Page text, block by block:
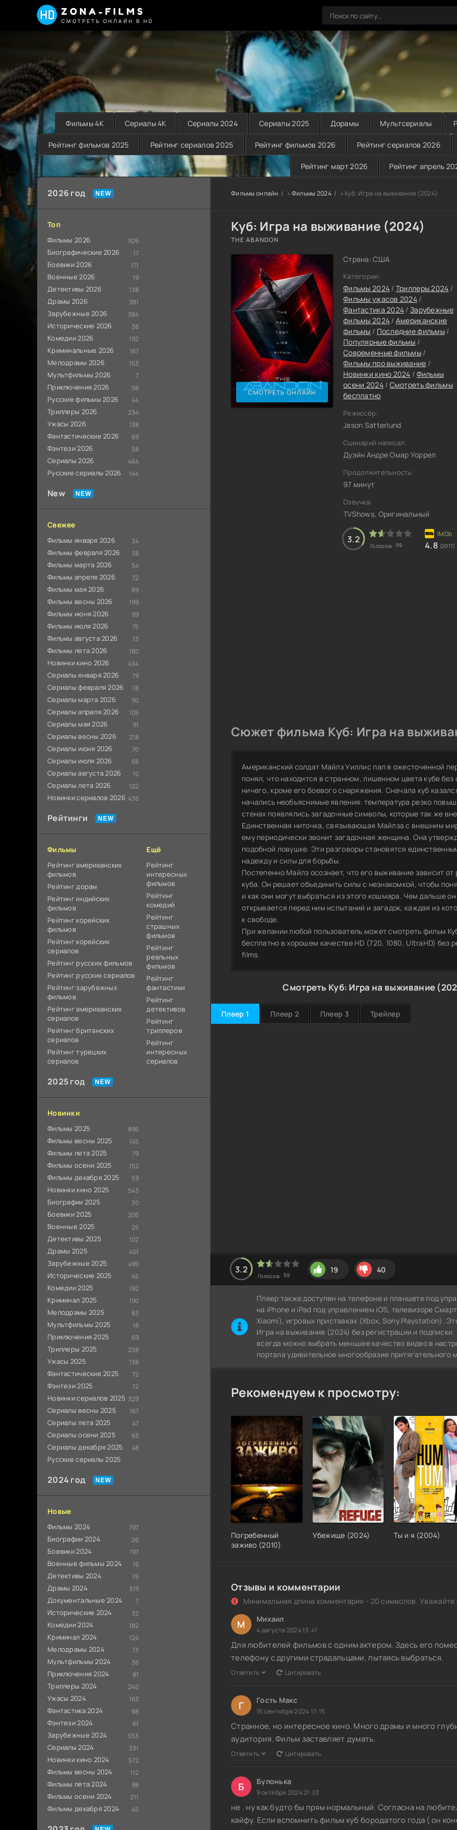
ZONA-FILMS
СМОТРЕТЬ ОНЛАЙН В HD
Фильмы 4K Сериалы 4K Сериалы 2024 Сериалы 2025 Дорамы Мультсериалы
Рейтинг фильмов 2025 Рейтинг сериалов 2025 Рейтинг фильмов 2026 Рейтинг сериалов 2026
Рейтинг март 2026 Рейтинг апрель
2026 год
Топ
Фильмы 2026 926
Биографические 2026 17
Боевики 2026 171
Военные 2026 19
Детективы 2026 138
Драмы 2026 381
Зарубежные 2026 384
Исторические 2026 38
Комедии 2026 192
Криминальные 2026 167
Мелодрамы 2026 153
Мультфильмы 2026 7
Приключения 2026 58
Русские фильмы 2026 44
Триллеры 2026 234
Ужасы 2026 138
Фантастические 2026 69
Фэнтези 2026 58
Сериалы 2026 464
Русские сериалы 2026 144
New
Свежее
Фильмы января 2026 34
Фильмы февраля 2026 38
Фильмы марта 2026 54
Фильмы апреля 2026 72
Фильмы мая 2026 89
Фильмы весны 2026 199
Фильмы июня 2026 99
Фильмы июля 2026 75
Фильмы августа 2026 13
Фильмы лета 2026 180
Новинки кино 2026 434
Сериалы января 2026 79
Сериалы февраля 2026 78
Сериалы марта 2026 90
Сериалы апреля 2026 105
Сериалы мая 2026 91
Сериалы весны 2026 218
Сериалы июня 2026 70
Сериалы июля 2026 68
Сериалы августа 2026 10
Сериалы лета 2026 122
Новинки сериалов 2026 436
Рейтинги
Фильмы
Рейтинг американских
фильмов
Рейтинг дорам
Рейтинг индийских
фильмов
Рейтинг корейских
фильмов
Рейтинг корейских
сериалов
Рейтинг русских фильмов
Рейтинг русских сериалов
Рейтинг зарубежных
фильмов
Рейтинг американских
сериалов
Рейтинг британских
сериалов
Рейтинг турецких
сериалов
Ещё
Рейтинг
интересных
фильмов
Рейтинг
комедий
Рейтинг
страшных
фильмов
Рейтинг
реальных
фильмов
Рейтинг
фантастики
Рейтинг
детективов
Рейтинг
триллеров
Рейтинг
интересных
сериалов
2025 год
Новинки
Фильмы 2025 896
Фильмы весны 2025 145
Фильмы лета 2025 79
Фильмы осени 2025 152
Фильмы декабря 2025 59
Новинки кино 2025 543
Биографии 2025 30
Боевики 2025 205
Военные 2025 25
Детективы 2025 102
Драмы 2025 401
Зарубежные 2025 499
Исторические 2025 45
Комедии 2025 192
Криминал 2025 190
Мелодрамы 2025 83
Мультфильмы 2025 18
Приключения 2025 69
Триллеры 2025 238
Ужасы 2025 138
Фантастические 2025 72
Фэнтези 2025 72
Новинки сериалов 2025 329
Сериалы весны 2025 167
Сериалы лета 2025 47
Сериалы осени 2025 63
Сериалы декабря 2025 48
Русские сериалы 2025
2024 год
Новые
Фильмы 2024 797
Биографии 2024 26
Боевики 2024 197
Военные фильмы 2024 16
Детективы 2024 75
Драмы 2024 319
Документальные 2024 7
Исторические 2024 32
Комедии 2024 182
Криминал 2024 124
Мелодрамы 2024 73
Мультфильмы 2024 36
Приключения 2024 81
Триллеры 2024 240
Ужасы 2024 163
Фантастика 2024 88
Фэнтези 2024 61
Зарубежные 2024 553
Сериалы 2024 231
Новинки кино 2024 572
Фильмы весны 2024 112
Фильмы лета 2024 98
Фильмы осени 2024 211
Фильмы декабря 2024 45
Фильмы онлайн » Фильмы 2024 » Куб: Игра на выживание (2024)
Куб: Игра на выживание (2024)
THE ABANDON
СМОТРЕТЬ ОНЛАЙН
Страна: США
Категории:
Фильмы 2024 / Триллеры 2024 /
Фильмы ужасов 2024 /
Фантастика 2024 /Зарубежные
фильмы 2024 / Американские
фильмы / Последние фильмы /
Популярные фильмы /
Современные фильмы /
Фильмы про выживание /
Новинки кино 2024 / Фильмы
осени 2024/ Смотреть фильмы
бесплатно
Режиссёр:
Jason Satterlund
Сценарий написал:
Дуэйн Андре Омар Уоррел
Продолжительность:
97 минут
Озвучка:
TVShows, Оригинальный
3.2
Голосов: 59 4.8 (2017)
Сюжет фильма Куб: Игра на
Американский солдат Майлз Уиллис пал в ожесточенной
понял, что находится в странном, лишенном цвета кубе
ничего, кроме его боевого снаряжения. Сначала куб
начались необъяснимые явления: температура резко
стенах появлялись загадочные символы, которые так же
Единственная ниточка, связывающая Майлза с внешним
ему периодически звонит загадочная женщина. Она
подобной ловушке. Эти разговоры становятся
надежду и силы для борьбы.
Постепенно Майлз осознает, что его выживание зависит от
куба. Он решает объединить силы с незнакомкой, чтобы
и как они могут выбраться из этого кошмара. Чем дальше
открывается перед ним испытаний и загадок, каждая из
к свободе.
При желании любой пользователь может смотреть фильм
бесплатно в хорошем качестве HD (720, 1080, UltraHD) без
films.
Смотреть Куб: Игра на выживание
Плеер 1 Плеер 2 Плеер 3 Трейлер
3.2
Голосов: 59
19 40
Плеер также доступен на телефоне и планшете под
на iPhone и iPad под управлением iOS, телевизоре
Xiaomi), игровых приставках (Xbox, Sony Playstation).
Игра на выживание (2024) без регистрации и
всегда можно выбрать меньшее качество видео в
портала удивительное многообразие притягательного
Рекомендуем к просмотру:
Погребенный
заживо (2010)
Убежище (2024) Ты и я (2004)
Отзывы и комментарии
Минимальная длина комментария - 20 символов. Уважайте
М Михаил
4 августа 2024 13:41
Для любителей фильмов с одним актером. Здесь его
телефону с другими страдальцами, пытаясь выбраться.
Ответить Цитировать
Г Гость Макс
15 сентября 2024 17:15
Странное, но интересное кино. Много драмы и много
аудитория. Фильм заставляет думать.
Ответить Цитировать
Б Булонька
9 октября 2024 21:03
не . ну как будто бы прям нормальный. Согласна на
кайфу. Если вспомнить фильм куб бородатого года ( он